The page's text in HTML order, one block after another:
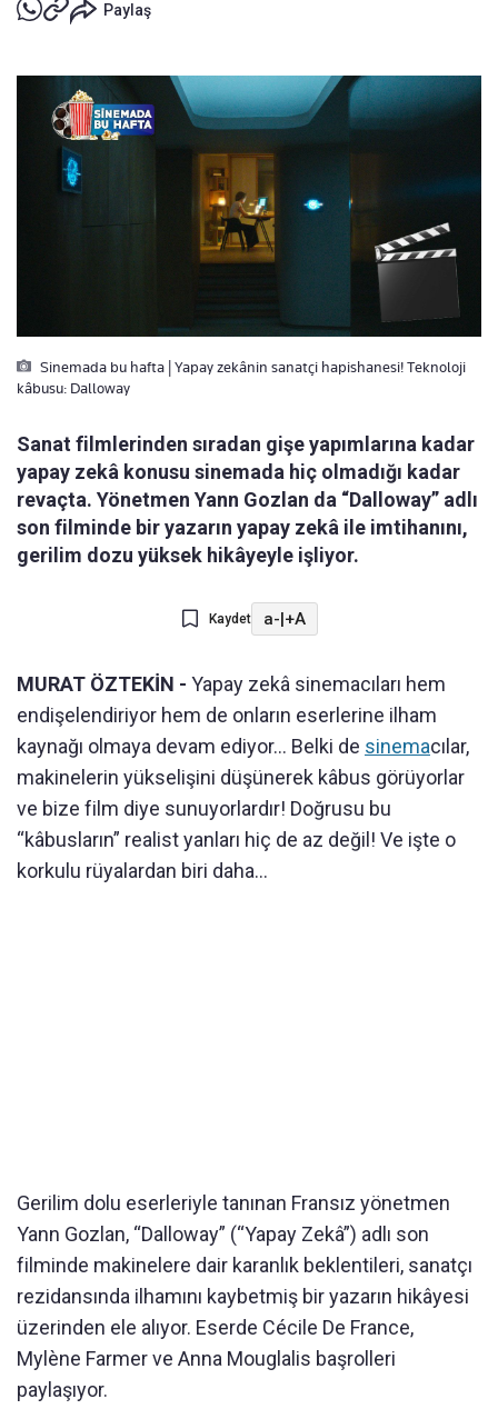
Paylaş
Sinemada bu hafta | Yapay zekânin sanatçi hapishanesi! Teknoloji
kâbusu: Dalloway
Sanat filmlerinden sıradan gişe yapımlarına kadar
yapay zekâ konusu sinemada hiç olmadığı kadar
revaçta. Yönetmen Yann Gozlan da “Dalloway” adlı
son filminde bir yazarın yapay zekâ ile imtihanını,
gerilim dozu yüksek hikâyeyle işliyor.
Kaydet a-|+A
MURAT ÖZTEKİN - Yapay zekâ sinemacıları hem
endişelendiriyor hem de onların eserlerine ilham
kaynağı olmaya devam ediyor… Belki de sinemacılar,
makinelerin yükselişini düşünerek kâbus görüyorlar
ve bize film diye sunuyorlardır! Doğrusu bu
“kâbusların” realist yanları hiç de az değil! Ve işte o
korkulu rüyalardan biri daha…
Gerilim dolu eserleriyle tanınan Fransız yönetmen
Yann Gozlan, “Dalloway” (“Yapay Zekâ”) adlı son
filminde makinelere dair karanlık beklentileri, sanatçı
rezidansında ilhamını kaybetmiş bir yazarın hikâyesi
üzerinden ele alıyor. Eserde Cécile De France,
Mylène Farmer ve Anna Mouglalis başrolleri
paylaşıyor.